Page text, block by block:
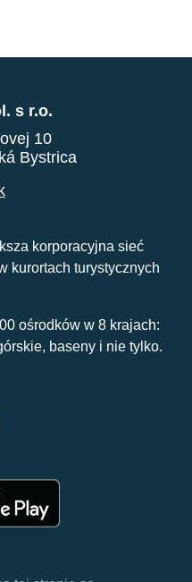
s r.o.
10
Bystrica
korporacyjna sieć
kurortach turystycznych
ośrodków w 8 krajach:
baseny i nie tylko.